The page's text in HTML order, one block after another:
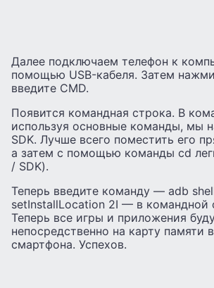
Далее подключаем телефон к
помощью USB-кабеля. Затем
введите CMD.
Появится командная строка. В
используя основные команды, мы
SDK. Лучше всего поместить его
а затем с помощью команды cd
/ SDK).
Теперь введите команду — adb
setInstallLocation 2I — в командной
Теперь все игры и приложения
непосредственно на карту памяти
смартфона. Успехов.